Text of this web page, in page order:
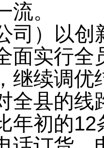
。
司）以创
面实行全
， 继续调优
全县的线
年初的12